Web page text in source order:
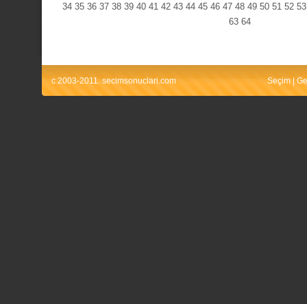
34 35 36 37 38 39 40 41 42 43 44 45 46 47 48 49 50 51 52 53
63 64
c 2003-2011. secimsonuclari.com Seçim